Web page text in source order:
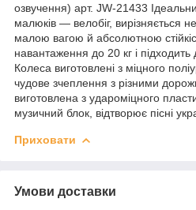
озвучення) арт. JW-21433
малюків — велобіг, вирізняється
малою вагою й абсолютною
навантаження до 20 кг і підходить
Колеса виготовлені з міцного
чудове зчеплення з різними
виготовлена з удароміцного
музичний блок, відтворює пісні
Приховати
Умови доставки